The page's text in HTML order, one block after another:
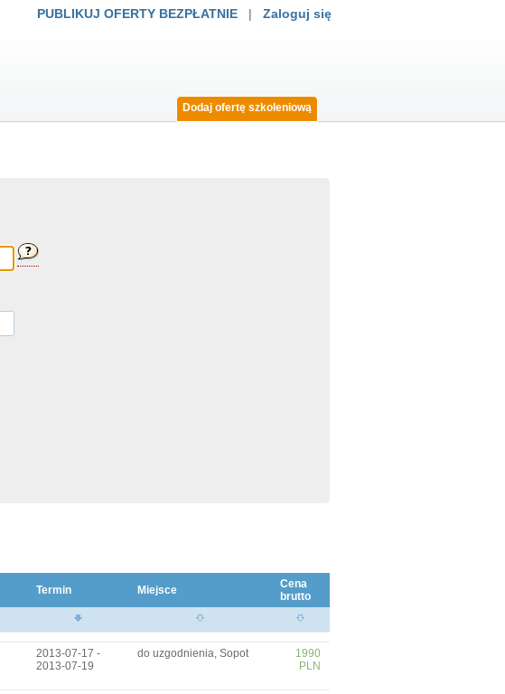
PUBLIKUJ OFERTY BEZPŁATNIE | Zaloguj się
Dodaj ofertę szkoleniową
Termin Miejsce
Cena
brutto
2013-07-17 -
2013-07-19
do uzgodnienia, Sopot
1990
PLN